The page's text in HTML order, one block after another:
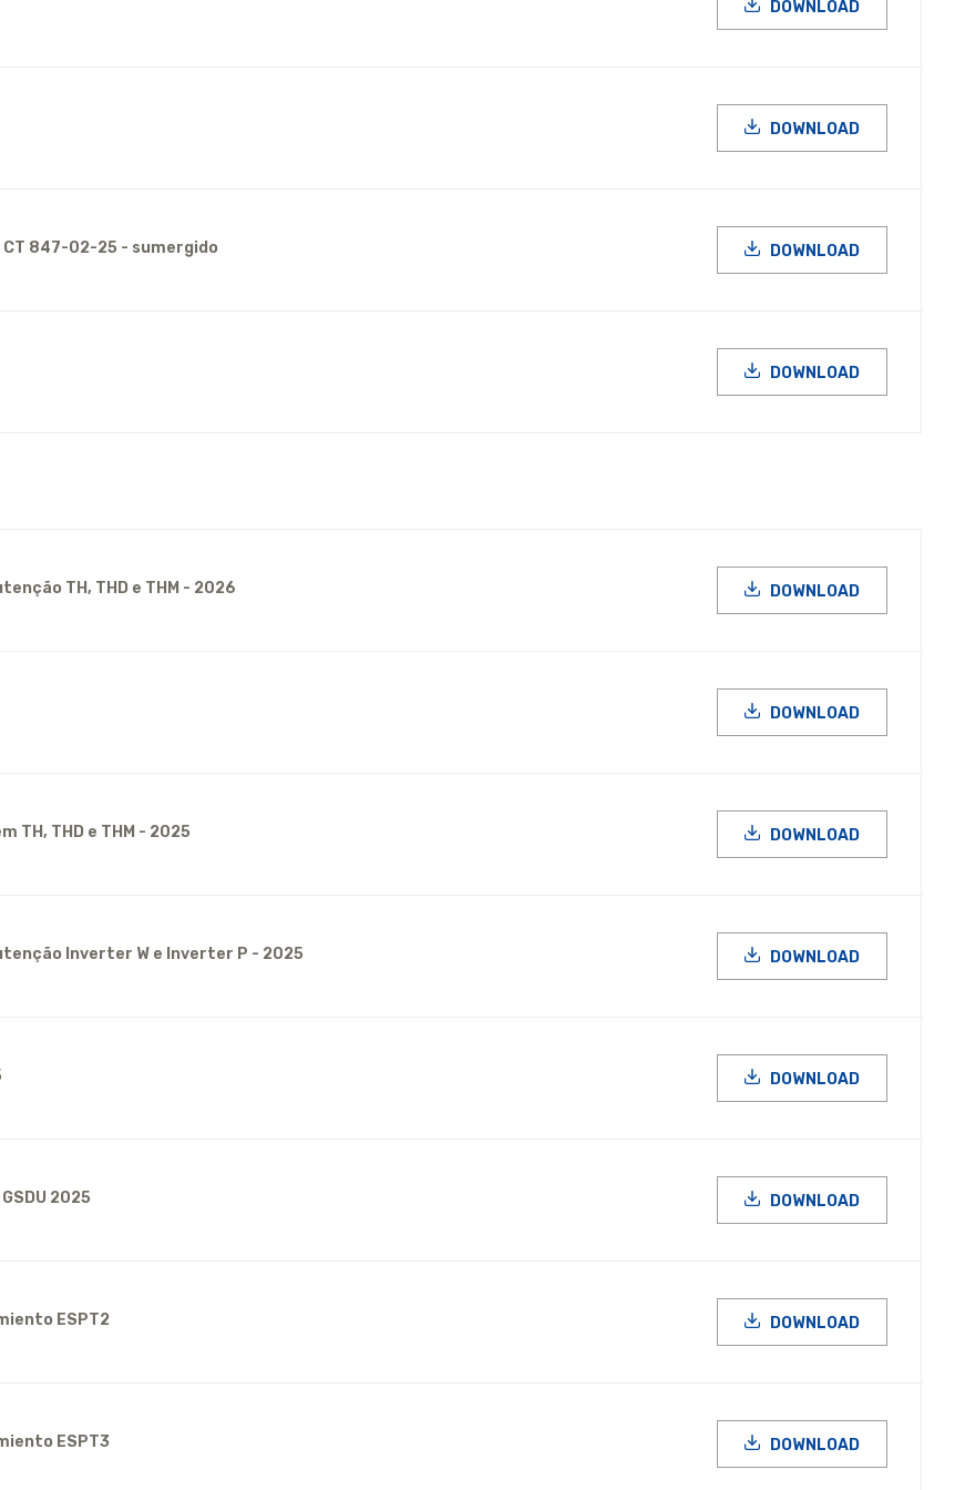
DOWNLOAD
DOWNLOAD
847-02-25 - sumergido DOWNLOAD
DOWNLOAD
TH, THD e THM - 2026 DOWNLOAD
DOWNLOAD
TH, THD e THM - 2025 DOWNLOAD
Inverter W e Inverter P - 2025 DOWNLOAD
DOWNLOAD
2025 DOWNLOAD
ESPT2 DOWNLOAD
ESPT3 DOWNLOAD